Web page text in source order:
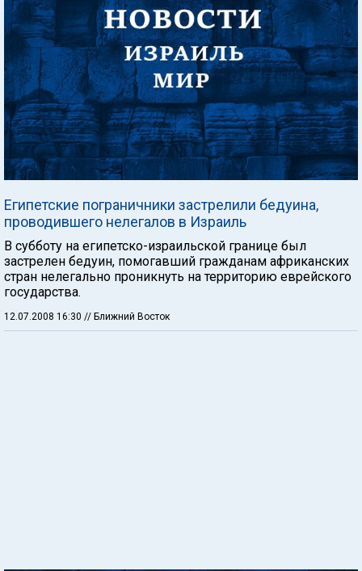
Египетские пограничники застрелили бедуина,
проводившего нелегалов в Израиль
В субботу на египетско-израильской границе был
застрелен бедуин, помогавший гражданам африканских
стран нелегально проникнуть на территорию еврейского
государства.
12.07.2008 16:30 // Ближний Восток